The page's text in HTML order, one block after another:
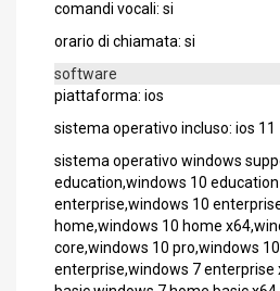
comandi vocali: si
orario di chiamata: si
software
piattaforma: ios
sistema operativo incluso: ios 11
sistema operativo windows
education,windows 10
enterprise,windows 10
home,windows 10 home
core,windows 10 pro,windows
enterprise,windows 7 enterprise